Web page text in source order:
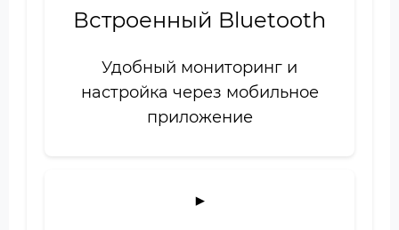
Встроенный Bluetooth
Удобный мониторинг и
настройка через мобильное
приложение